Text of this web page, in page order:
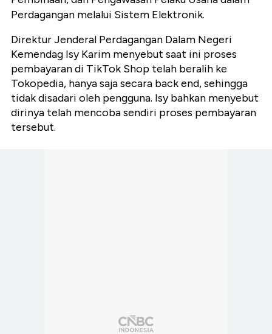
Perdagangan melalui Sistem Elektronik.
Direktur Jenderal Perdagangan Dalam Negeri
Kemendag Isy Karim menyebut saat ini proses
pembayaran di TikTok Shop telah beralih ke
Tokopedia, hanya saja secara back end, sehingga
tidak disadari oleh pengguna. Isy bahkan menyebut
dirinya telah mencoba sendiri proses pembayaran
tersebut.